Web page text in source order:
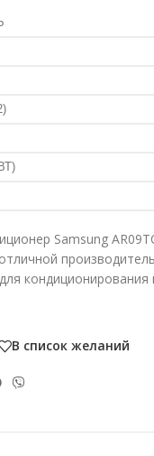
Samsung
В список желаний